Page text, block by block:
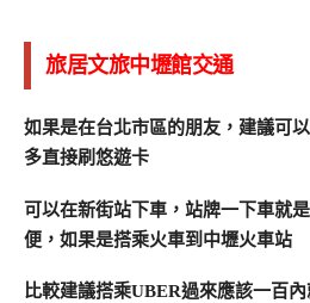
旅居文旅中壢館交通
如果是在台北市區的朋友，建議可
多直接刷悠遊卡
可以在新街站下車，站牌一下車就
便，如果是搭乘火車到中壢火車站
比較建議搭乘UBER過來應該一百